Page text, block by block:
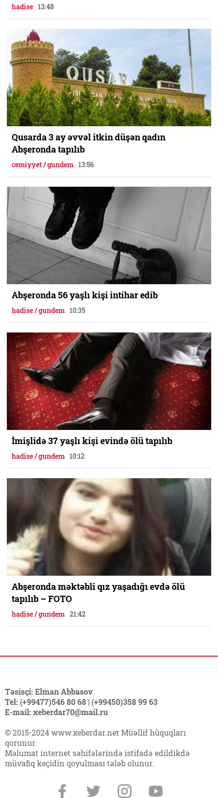
hadise 13:48
Qusarda 3 ay əvvəl itkin düşən qadın
Abşeronda tapılıb
cemiyyet / gundem 13:56
Abşeronda 56 yaşlı kişi intihar edib
hadise / gundem 10:35
İmişlidə 37 yaşlı kişi evində ölü tapılıb
hadise / gundem 10:12
Abşeronda məktəbli qız yaşadığı evdə ölü
tapılıb – FOTO
hadise / gundem 21:42
Təsisçi: Elman Abbasov
Tel: (+99477)546 80 68 | (+99450)358 99 63
E-mail: xeberdar70@mail.ru
© 2015-2024 www.xeberdar.net Müəllif hüquqları
qorunur.
Məlumat internet səhifələrində istifadə edildikdə
müvafiq keçidin qoyulması tələb olunur.